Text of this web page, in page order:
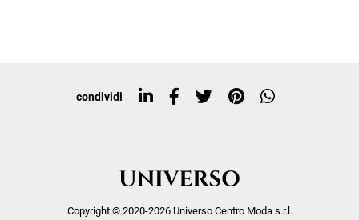
Top ricerche
condividi
Copyright © 2020-2026 Universo Centro Moda s.r.l.